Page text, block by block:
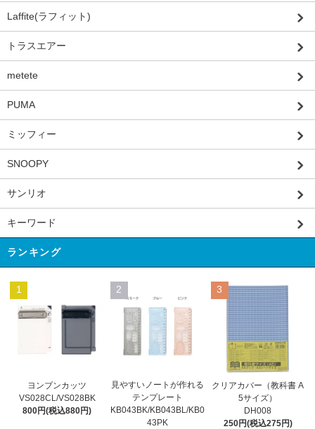
Laffite(ラフィット)
トラスエアー
metete
PUMA
ミッフィー
SNOOPY
サンリオ
キーワード
ランキング
1
ヨンブンカッツ
VS028CL/VS028BK
800円(税込880円)
2
見やすいノートが作れる
テンプレート
KB043BK/KB043BL/KB0
43PK
3
クリアカバー（教科書 A
5サイズ）
DH008
250円(税込275円)